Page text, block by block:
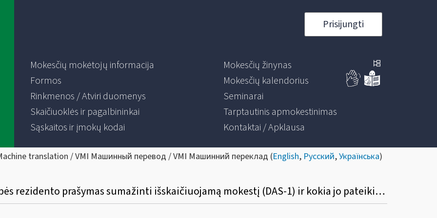
Prisijungti
Mokesčių mokėtojų informacija
Formos
Rinkmenos / Atviri duomenys
Skaičiuoklės ir pagalbininkai
Sąskaitos ir įmokų kodai
Mokesčių žinynas
Mokesčių kalendorius
Seminarai
Tarptautinis apmokestinimas
Kontaktai / Apklausa
translation / VMI Машинный перевод / VMI Машинний переклад (English, Русский,Українська)
Kada yra naudojamas užsienio valstybės rezidento prašymas sumažinti išskaičiuojamą mokestį (DAS-1) ir kokia jo pateikimo tvarka?